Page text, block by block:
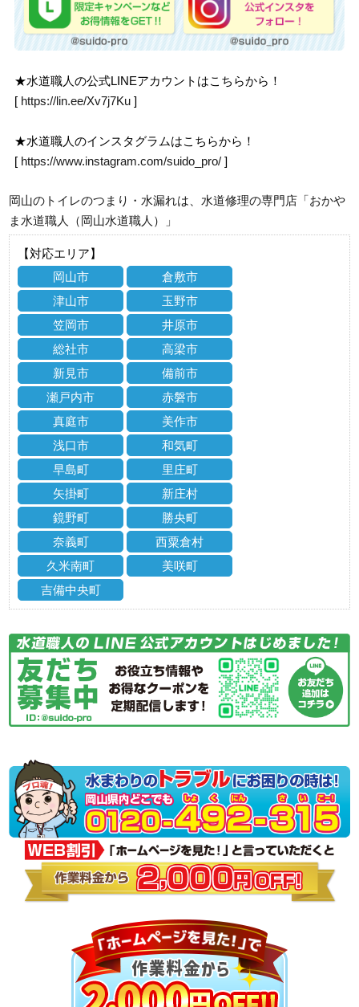
★水道職人の公式LINEアカウントはこちらから！
[ https://lin.ee/Xv7j7Ku ]
★水道職人のインスタグラムはこちらから！
[ https://www.instagram.com/suido_pro/ ]
岡山のトイレのつまり・水漏れは、水道修理の専門店「おかや
ま水道職人（岡山水道職人）」
【対応エリア】
岡山市
倉敷市
津山市
玉野市
笠岡市
井原市
総社市
高梁市
新見市
備前市
瀬戸内市
赤磐市
真庭市
美作市
浅口市
和気町
早島町
里庄町
矢掛町
新庄村
鏡野町
勝央町
奈義町
西粟倉村
久米南町
美咲町
吉備中央町